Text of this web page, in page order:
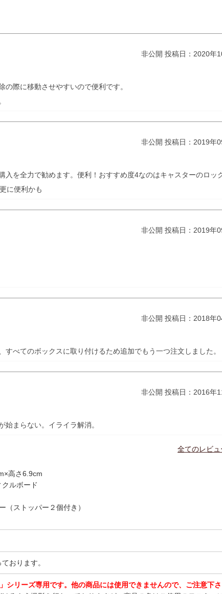
非公開 投稿日：2020年
際に移動させやすいので便利です。
非公開 投稿日：2019年
入を全力で勧めます。便利！おすすめ度4なのはキャスターのロッ
に便利かも
非公開 投稿日：2019年
非公開 投稿日：2018年
べてのボックスに取り付けるため追加でもう一つ注文しました。
非公開 投稿日：2016年
まらない。イライラ解消。
全てのレビ
高さ6.9cm
ルボード
（ストッパー２個付き）
おります。
シリーズ専用です。他の商品には使用できませんので、ご注意下